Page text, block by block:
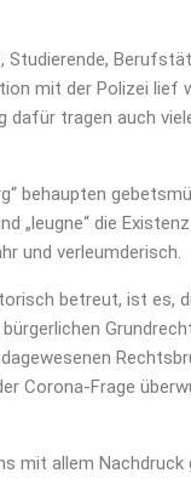
mit der Polizei lief
tragen auch
behaupten
„leugne“ die
und verleumderisch.
betreut, ist es,
Corona-Frage
mit allem Nachdruck